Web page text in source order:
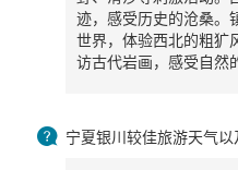
迹，感受历史的沧桑。
世界，体验西北的粗犷
访古代岩画，感受自然
 宁夏银川较佳旅游天气以